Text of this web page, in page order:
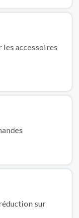
les accessoires
sur